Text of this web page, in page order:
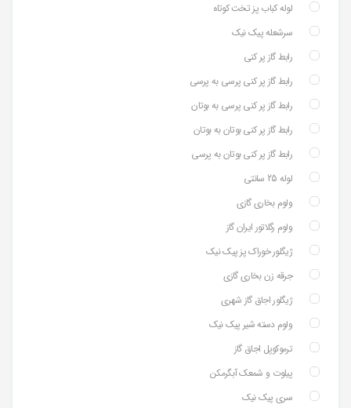
لوله کباب پز تخت کوتاه
سرشعله پیک نیک
رابط گاز پر کنی
رابط گاز پر کنی پرسی به پرسی
رابط گاز پر کنی پرسی به بوتان
رابط گاز پر کنی بوتان به بوتان
رابط گاز پر کنی بوتان به پرسی
لوله 25 سانتی
ولوم بخاری گازی
ولوم رگلاتور ایران گاز
ژیگلور خوراک پز پیک نیک
جرقه زن بخاری گازی
ژیگلور اجاق گاز شهری
ولوم دسته شیر پیک نیک
ترموکوپل اجاق گاز
پیلوت و شمعک آبگرمکن
سری پیک نیک